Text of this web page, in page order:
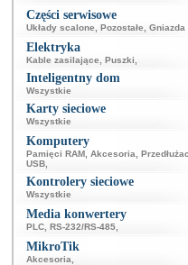
Części serwisowe
Układy scalone Pozostałe Gniazda
Elektryka
Kable zasilające Puszki
Inteligentny dom
Wszystkie
Karty sieciowe
Wszystkie
Komputery
Pamięci RAM Akcesoria
USB
Kontrolery sieciowe
Wszystkie
Media konwertery
PLC RS-232/RS-485
MikroTik
Akcesoria